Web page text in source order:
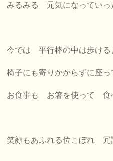
みるみる 元気になっていっ
今では 平行棒の中は歩ける
椅子にも寄りかからずに座っ
お食事も お箸を使って 食
笑顔もあふれる位こぼれ 冗